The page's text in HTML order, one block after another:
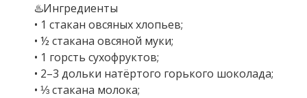
♨️Ингредиенты
• 1 стакан овсяных хлопьев;
• ½ стакана овсяной муки;
• 1 горсть сухофруктов;
• 2–3 дольки натёртого горького шоколада;
• ⅓ стакана молока;